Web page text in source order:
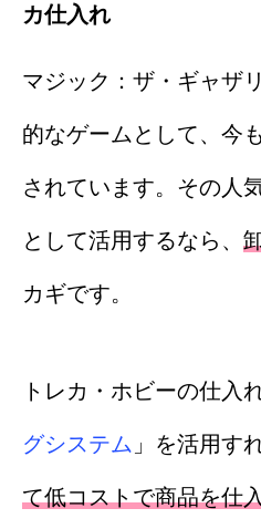
カ仕入れ
マジック：ザ・ギャザ
的なゲームとして、今
されています。その人
として活用するなら、
カギです。
トレカ・ホビーの仕入
グシステム 」を活用す
て低コストで商品を仕